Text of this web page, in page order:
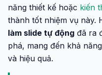
năng thiết kế hoặc kiến
thành tốt nhiệm vụ này.
làm slide tự động đã ra
phá, mang đến khả
và hiệu quả.